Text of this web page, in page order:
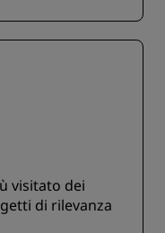
visitato dei
di rilevanza